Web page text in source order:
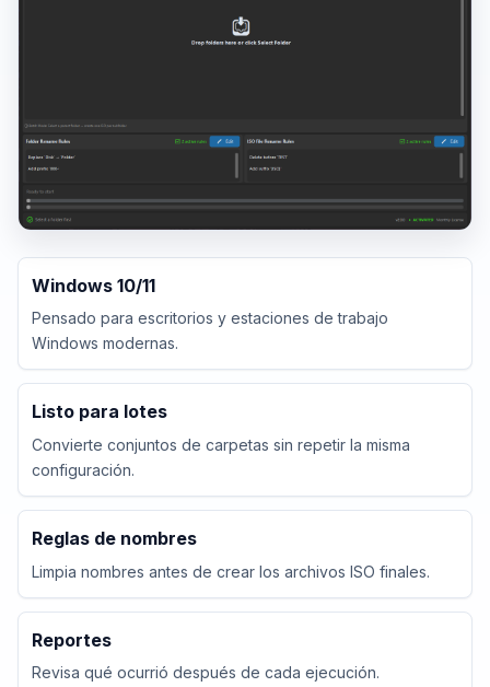
Windows 10/11
Pensado para escritorios y estaciones de trabajo
Windows modernas.
Listo para lotes
Convierte conjuntos de carpetas sin repetir la misma
configuración.
Reglas de nombres
Limpia nombres antes de crear los archivos ISO finales.
Reportes
Revisa qué ocurrió después de cada ejecución.